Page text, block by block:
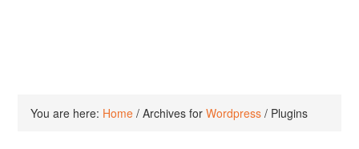
You are here: Home / Archives forWordpress / Plugins